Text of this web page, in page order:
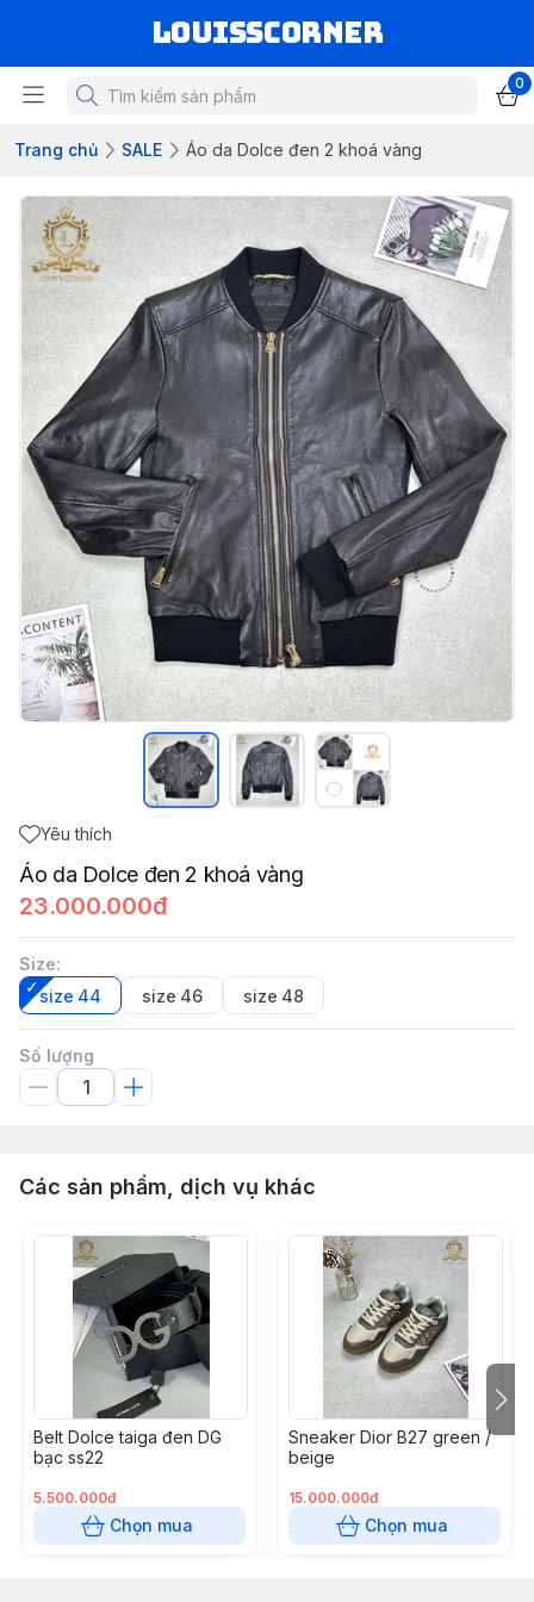
louisscorner
0
Trang chủ SALE Áo da Dolce đen 2 khoá vàng
Yêu thích
Áo da Dolce đen 2 khoá vàng
23.000.000đ
Size:
size 44
size 46 size 48
Số lượng
Các sản phẩm, dịch vụ khác
Belt Dolce taiga đen DG
bạc ss22
5.500.000đ
Chọn mua
Sneaker Dior B27 green /
beige
15.000.000đ
Chọn mua